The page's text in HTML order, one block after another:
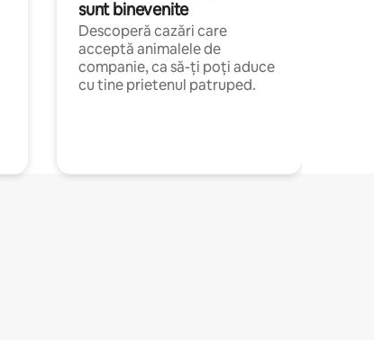
sunt binevenite
Descoperă cazări care
acceptă animalele de
companie, ca să-ți poți aduce
cu tine prietenul patruped.